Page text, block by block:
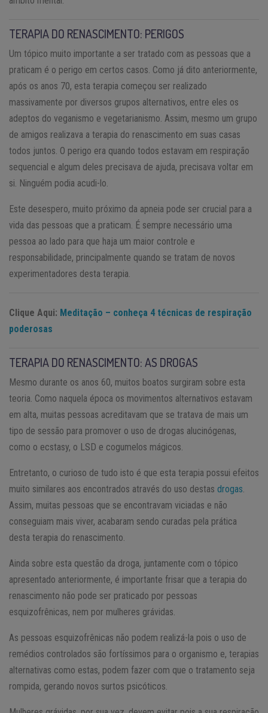
TERAPIA DO RENASCIMENTO: PERIGOS
Um tópico muito importante a ser tratado com as pessoas que a
praticam é o perigo em certos casos. Como já dito anteriormente,
após os anos 70, esta terapia começou ser realizado
massivamente por diversos grupos alternativos, entre eles os
adeptos do veganismo e vegetarianismo. Assim, mesmo um grupo
de amigos realizava a terapia do renascimento em suas casas
todos juntos. O perigo era quando todos estavam em respiração
sequencial e algum deles precisava de ajuda, precisava voltar em
si. Ninguém podia acudi-lo.
Este desespero, muito próximo da apneia pode ser crucial para a
vida das pessoas que a praticam. É sempre necessário uma
pessoa ao lado para que haja um maior controle e
responsabilidade, principalmente quando se tratam de novos
experimentadores desta terapia.
Clique Aqui: Meditação – conheça 4 técnicas de respiração
poderosas
TERAPIA DO RENASCIMENTO: AS DROGAS
Mesmo durante os anos 60, muitos boatos surgiram sobre esta
teoria. Como naquela época os movimentos alternativos estavam
em alta, muitas pessoas acreditavam que se tratava de mais um
tipo de sessão para promover o uso de drogas alucinógenas,
como o ecstasy, o LSD e cogumelos mágicos.
Entretanto, o curioso de tudo isto é que esta terapia possui efeitos
muito similares aos encontrados através do uso destas drogas
Assim, muitas pessoas que se encontravam viciadas e não
conseguiam mais viver, acabaram sendo curadas pela prática
desta terapia do renascimento.
Ainda sobre esta questão da droga, juntamente com o tópico
apresentado anteriormente, é importante frisar que a terapia do
renascimento não pode ser praticado por pessoas
esquizofrênicas, nem por mulheres grávidas.
As pessoas esquizofrênicas não podem realizá-la pois o uso de
remédios controlados são fortíssimos para o organismo e, terapias
alternativas como estas, podem fazer com que o tratamento seja
rompida, gerando novos surtos psicóticos.